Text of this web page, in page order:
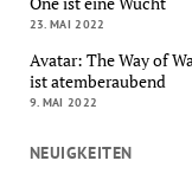
23. MAI 2022
Avatar: The Way of
ist atemberaubend
9. MAI 2022
NEUIGKEITEN